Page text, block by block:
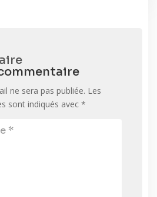
ne sera pas publiée. Les
sont indiqués avec *